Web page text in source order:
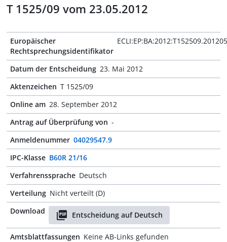
T 1525/09 vom 23.05.2012
Europäischer
Rechtsprechungsidentifikator
Datum der Entscheidung 23. Mai 2012
Aktenzeichen T 1525/09
Online am 28. September 2012
Antrag auf Überprüfung von -
Anmeldenummer 04029547.9
IPC-Klasse B60R 21/16
Verfahrenssprache Deutsch
Verteilung Nicht verteilt (D)
Download
Entscheidung auf Deutsch
Amtsblattfassungen Keine AB-Links gefunden